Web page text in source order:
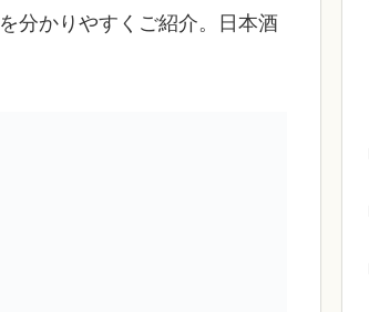
分かりやすくご紹介。日本酒